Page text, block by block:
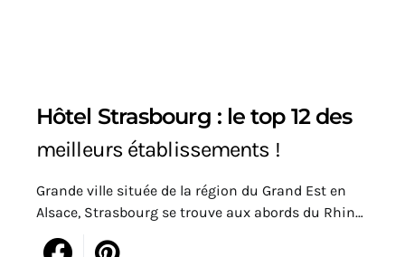
Hôtel Strasbourg : le top 12 des
meilleurs établissements !
Grande ville située de la région du Grand Est en
Alsace, Strasbourg se trouve aux abords du Rhin…